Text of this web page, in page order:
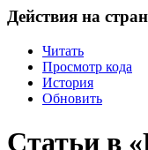
Действия на
Читать
Просмотр кода
История
Обновить
Статьи в